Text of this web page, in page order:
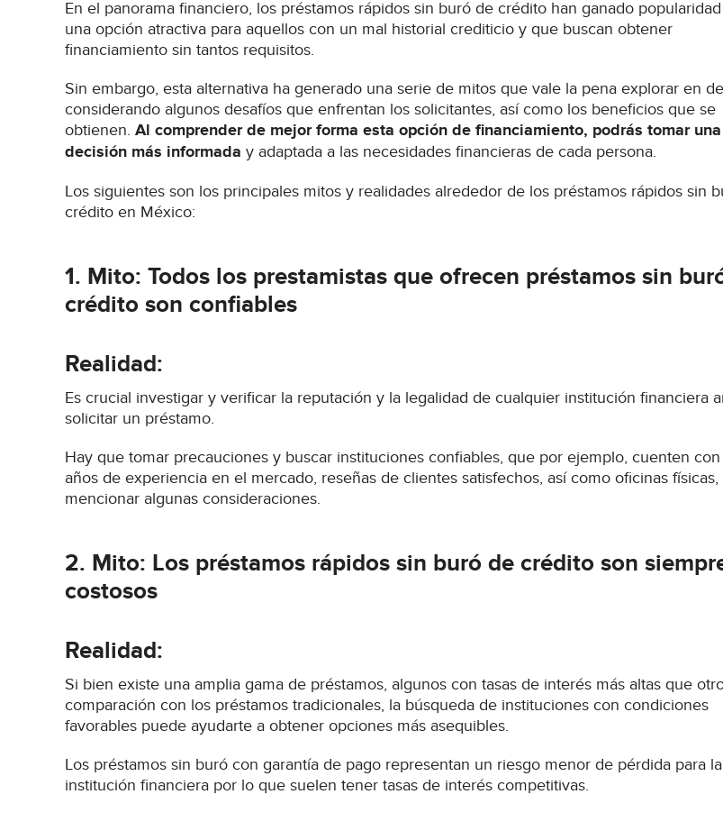
En el panorama financiero, los préstamos rápidos sin buró de crédito han ganado
una opción atractiva para aquellos con un mal historial crediticio y que buscan obtener
financiamiento sin tantos requisitos.
Sin embargo, esta alternativa ha generado una serie de mitos que vale la pena explorar en
considerando algunos desafíos que enfrentan los solicitantes, así como los beneficios que se
obtienen. Al comprender de mejor forma esta opción de financiamiento, podrás tomar una
decisión más informada y adaptada a las necesidades financieras de cada persona.
Los siguientes son los principales mitos y realidades alrededor de los préstamos rápidos sin
crédito en México:
1. Mito: Todos los prestamistas que ofrecen préstamos sin
crédito son confiables
Realidad:
Es crucial investigar y verificar la reputación y la legalidad de cualquier institución financiera
solicitar un préstamo.
Hay que tomar precauciones y buscar instituciones confiables, que por ejemplo, cuenten
años de experiencia en el mercado, reseñas de clientes satisfechos, así como oficinas físicas,
mencionar algunas consideraciones.
2. Mito: Los préstamos rápidos sin buró de crédito son
costosos
Realidad:
Si bien existe una amplia gama de préstamos, algunos con tasas de interés más altas que
comparación con los préstamos tradicionales, la búsqueda de instituciones con condiciones
favorables puede ayudarte a obtener opciones más asequibles.
Los préstamos sin buró con garantía de pago representan un riesgo menor de pérdida para la
institución financiera por lo que suelen tener tasas de interés competitivas.